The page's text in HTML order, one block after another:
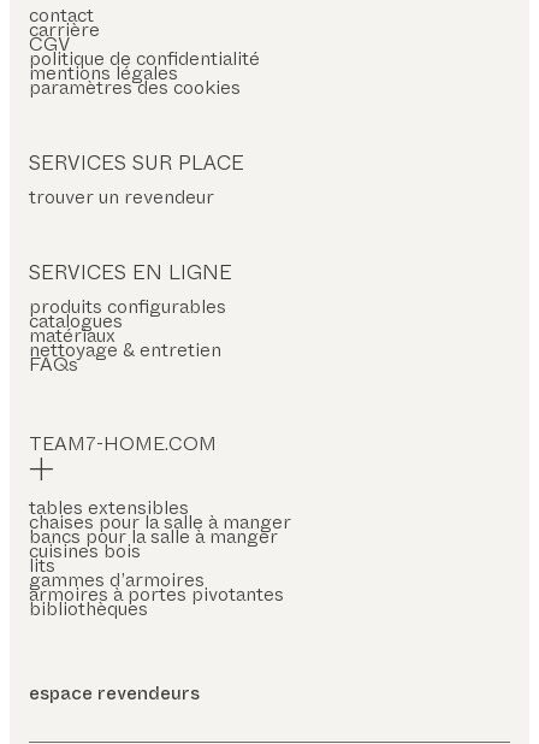
contact
carrière
CGV
politique de confidentialité
mentions légales
paramètres des cookies
SERVICES SUR PLACE
trouver un revendeur
SERVICES EN LIGNE
produits configurables
catalogues
matériaux
nettoyage & entretien
FAQs
TEAM7-HOME.COM
tables extensibles
chaises pour la salle à manger
bancs pour la salle à manger
cuisines bois
lits
gammes d’armoires
armoires à portes pivotantes
bibliothèques
espace revendeurs